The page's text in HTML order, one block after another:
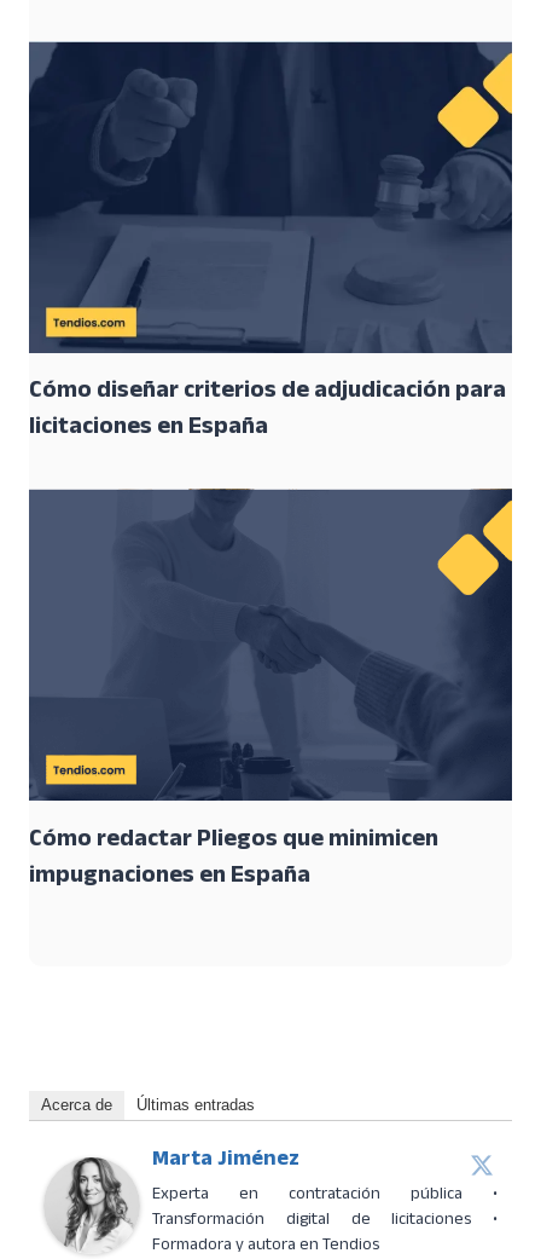
Cómo diseñar criterios de adjudicación para
licitaciones en España
Cómo redactar Pliegos que minimicen
impugnaciones en España
Acerca de Últimas entradas
Marta Jiménez
Experta en contratación pública •
Transformación digital de licitaciones •
Formadora y autora en Tendios